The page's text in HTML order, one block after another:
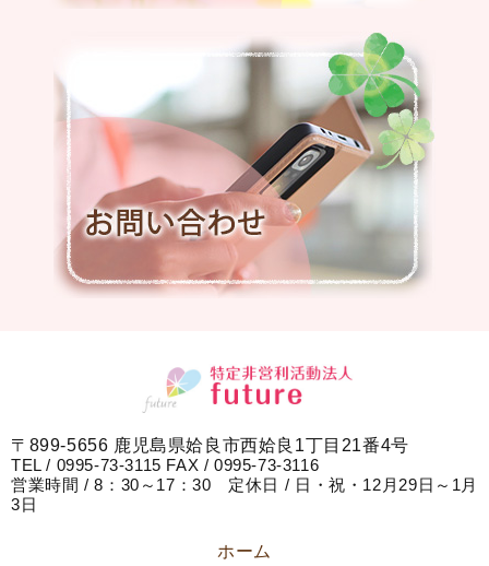
〒899-5656 鹿児島県姶良市西姶良1丁目21番4号
TEL / 0995-73-3115 FAX / 0995-73-3116
営業時間 / 8：30～17：30 定休日 / 日・祝・12月29日～1月
3日
ホーム